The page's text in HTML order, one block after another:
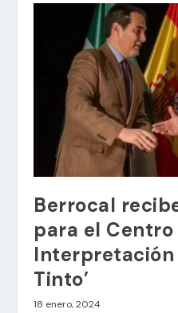
Berrocal
para el Centro
Interpretación
Tinto’
18 enero, 2024